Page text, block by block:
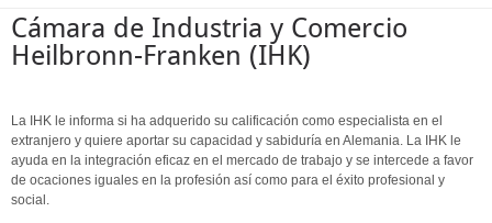
Cámara de Industria y Comercio
Heilbronn-Franken (IHK)
La IHK le informa si ha adquerido su calificación como especialista en el
extranjero y quiere aportar su capacidad y sabiduría en Alemania. La IHK le
ayuda en la integración eficaz en el mercado de trabajo y se intercede a favor
de ocaciones iguales en la profesión así como para el éxito profesional y
social.